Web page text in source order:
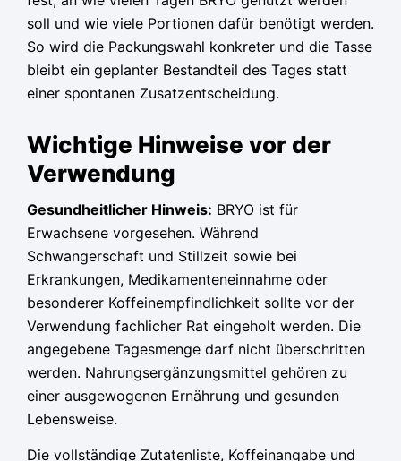
soll und wie viele Portionen dafür benötigt werden.
So wird die Packungswahl konkreter und die Tasse
bleibt ein geplanter Bestandteil des Tages statt
einer spontanen Zusatzentscheidung.
Wichtige Hinweise vor der
Verwendung
Gesundheitlicher Hinweis: BRYO ist für
Erwachsene vorgesehen. Während
Schwangerschaft und Stillzeit sowie bei
Erkrankungen, Medikamenteneinnahme oder
besonderer Koffeinempfindlichkeit sollte vor der
Verwendung fachlicher Rat eingeholt werden. Die
angegebene Tagesmenge darf nicht überschritten
werden. Nahrungsergänzungsmittel gehören zu
einer ausgewogenen Ernährung und gesunden
Lebensweise.
Die vollständige Zutatenliste, Koffeinangabe und